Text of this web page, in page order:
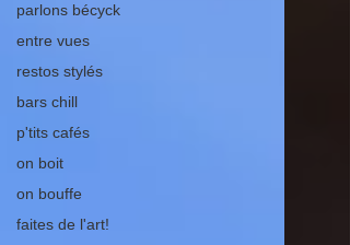
parlons bécyck
entre vues
restos stylés
bars chill
p'tits cafés
on boit
on bouffe
faites de l'art!